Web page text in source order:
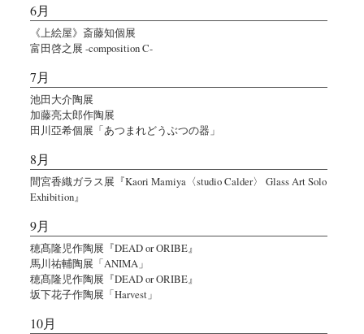
6月
《上絵屋》斎藤知個展
富田啓之展 -composition C-
7月
池田大介陶展
加藤亮太郎作陶展
田川亞希個展「あつまれどうぶつの器」
8月
間宮香織ガラス展『Kaori Mamiya〈studio Calder〉 Glass Art Solo
Exhibition』
9月
穂髙隆児作陶展『DEAD or ORIBE』
馬川祐輔陶展「ANIMA」
穂髙隆児作陶展『DEAD or ORIBE』
坂下花子作陶展「Harvest」
10月